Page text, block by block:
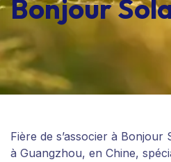
Bonjour
Fière de s’associer à Bonjour
à Guangzhou, en Chine,